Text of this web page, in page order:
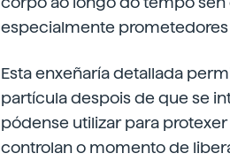
especialmente
Esta enxeñaría detallada
partícula despois de que se
pódense utilizar para
controlan o momento de